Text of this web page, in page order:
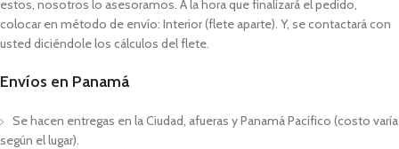
estos, nosotros lo asesoramos. A la hora que finalizará el pedido,
colocar en método de envío: Interior (flete aparte). Y, se contactará con
usted diciéndole los cálculos del flete.
Envíos en Panamá
Se hacen entregas en la Ciudad, afueras y Panamá Pacífico (costo varía
según el lugar).